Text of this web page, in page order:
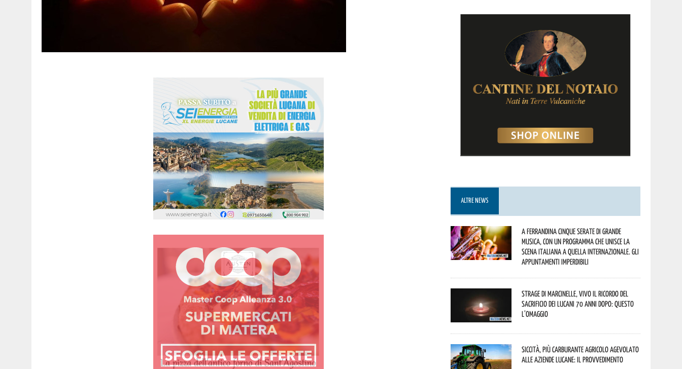
ALTRE NEWS
A Ferrandina cinque serate di grande
musica, con un programma che unisce la
scena italiana a quella internazionale. Gli
appuntamenti imperdibili
Strage di Marcinelle, vivo il ricordo del
sacrificio dei lucani 70 anni dopo: questo
l’omaggio
Siccità, più carburante agricolo agevolato
alle aziende lucane: il provvedimento